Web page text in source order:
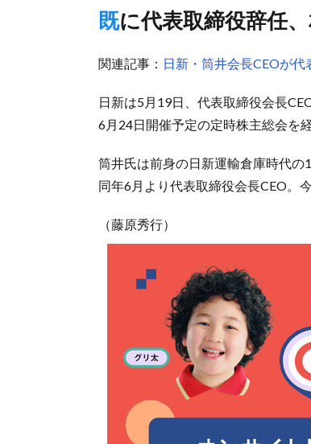
既に代表取締役辞任
関連記事： 日新・筒井会長CEOが
日新は5月19日、代表取締役会長
6月24日開催予定の定時株主総会を
筒井氏は前身の日新運輸倉庫時代の
同年6月より代表取締役会長CEO。
（藤原秀行）